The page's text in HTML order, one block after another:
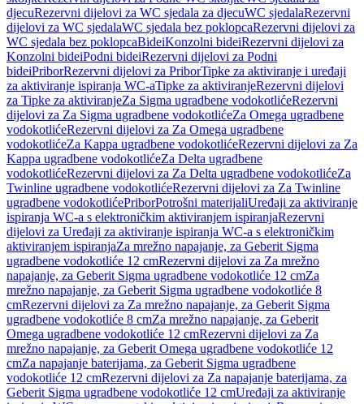
djecuRezervni dijelovi za WC sjedala za djecuWC sjedalaRezervni
dijelovi za WC sjedalaWC sjedala bez poklopcaRezervni dijelovi za
WC sjedala bez poklopcaBideiKonzolni bideiRezervni dijelovi za
Konzolni bideiPodni bideiRezervni dijelovi za Podni
bideiPriborRezervni dijelovi za PriborTipke za aktiviranje i uređaji
za aktiviranje ispiranja WC-aTipke za aktiviranjeRezervni dijelovi
za Tipke za aktiviranjeZa Sigma ugradbene vodokotlićeRezervni
dijelovi za Za Sigma ugradbene vodokotlićeZa Omega ugradbene
vodokotlićeRezervni dijelovi za Za Omega ugradbene
vodokotlićeZa Kappa ugradbene vodokotlićeRezervni dijelovi za Za
Kappa ugradbene vodokotlićeZa Delta ugradbene
vodokotlićeRezervni dijelovi za Za Delta ugradbene vodokotlićeZa
Twinline ugradbene vodokotlićeRezervni dijelovi za Za Twinline
ugradbene vodokotlićePriborPotrošni materijaliUređaji za aktiviranje
ispiranja WC-a s elektroničkim aktiviranjem ispiranjaRezervni
dijelovi za Uređaji za aktiviranje ispiranja WC-a s elektroničkim
aktiviranjem ispiranjaZa mrežno napajanje, za Geberit Sigma
ugradbene vodokotliće 12 cmRezervni dijelovi za Za mrežno
napajanje, za Geberit Sigma ugradbene vodokotliće 12 cmZa
mrežno napajanje, za Geberit Sigma ugradbene vodokotliće 8
cmRezervni dijelovi za Za mrežno napajanje, za Geberit Sigma
ugradbene vodokotliće 8 cmZa mrežno napajanje, za Geberit
Omega ugradbene vodokotliće 12 cmRezervni dijelovi za Za
mrežno napajanje, za Geberit Omega ugradbene vodokotliće 12
cmZa napajanje baterijama, za Geberit Sigma ugradbene
vodokotliće 12 cmRezervni dijelovi za Za napajanje baterijama, za
Geberit Sigma ugradbene vodokotliće 12 cmUređaji za aktiviranje